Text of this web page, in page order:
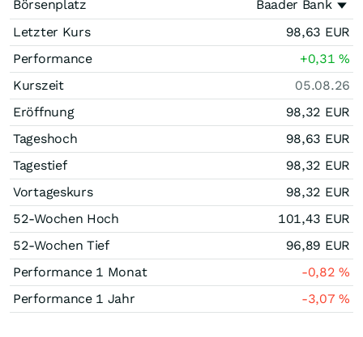
Börsenplatz
Baader Bank
Letzter Kurs
98,63 EUR
Performance
+0,31%
Kurszeit
05.08.26
Eröffnung
98,32 EUR
Tageshoch
98,63 EUR
Tagestief
98,32 EUR
Vortageskurs
98,32 EUR
52-Wochen Hoch
101,43 EUR
52-Wochen Tief
96,89 EUR
Performance 1 Monat
-0,82%
Performance 1 Jahr
-3,07%